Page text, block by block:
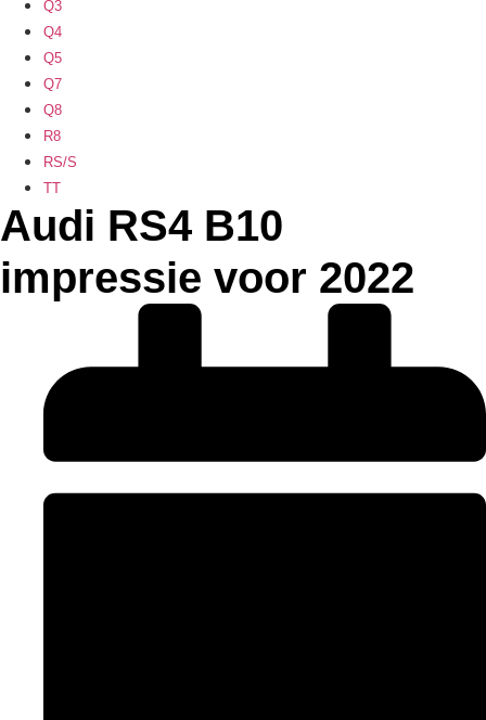
Q3
Q4
Q5
Q7
Q8
R8
RS/S
TT
Audi RS4 B10
impressie voor 2022